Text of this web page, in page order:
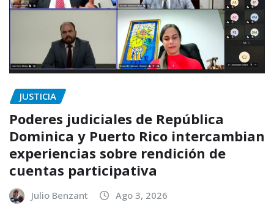
JUSTICIA
Poderes judiciales de República
Dominica y Puerto Rico intercambian
experiencias sobre rendición de
cuentas participativa
Julio Benzant Ago 3, 2026